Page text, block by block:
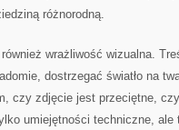
różnorodną.
wrażliwość wizualna.
dostrzegać światło na
czy zdjęcie jest przeciętne,
umiejętności techniczne,